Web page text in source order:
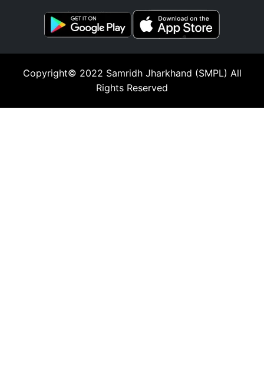
Copyright© 2022 Samridh Jharkhand (SMPL) All
Rights Reserved